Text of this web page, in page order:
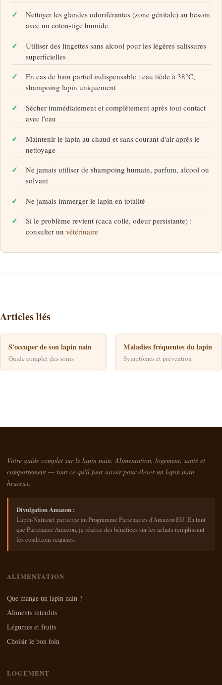
Nettoyer les glandes odoriférantes (zone génitale) au besoin
avec un coton-tige humide
Utiliser des lingettes sans alcool pour les légères salissures
superficielles
En cas de bain partiel indispensable : eau tiède à 38°C,
shampoing lapin uniquement
Sécher immédiatement et complètement après tout contact
avec l'eau
Maintenir le lapin au chaud et sans courant d'air après le
nettoyage
Ne jamais utiliser de shampoing humain, parfum, alcool ou
solvant
Ne jamais immerger le lapin en totalité
Si le problème revient (caca collé, odeur persistante) :
consulter unvétérinaire
Articles liés
S'occuper de son lapin nain
Guide complet des soins
Maladies fréquentes du lapin
Symptômes et prévention
Votre guide complet sur le lapin nain. Alimentation, logement, santé et
comportement — tout ce qu'il faut savoir pour élever un lapin nain
heureux.
Divulgation Amazon :
Lapin-Nain.net participe au Programme Partenaires d'Amazon EU. En tant
que Partenaire Amazon, je réalise des bénéfices sur les achats remplissant
les conditions requises.
ALIMENTATION
Que mange un lapin nain ?
Aliments interdits
Légumes et fruits
Choisir le bon foin
LOGEMENT